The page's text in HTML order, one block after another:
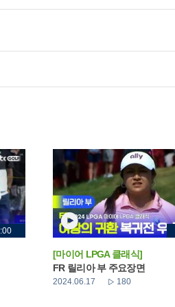
[마이어 LPGA 클래식]
FR 릴리아 부 주요장면
2024.06.17 180